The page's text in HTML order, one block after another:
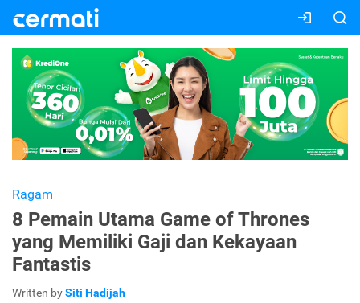
Ragam
8 Pemain Utama Game of Thrones
yang Memiliki Gaji dan Kekayaan
Fantastis
Written bySiti Hadijah